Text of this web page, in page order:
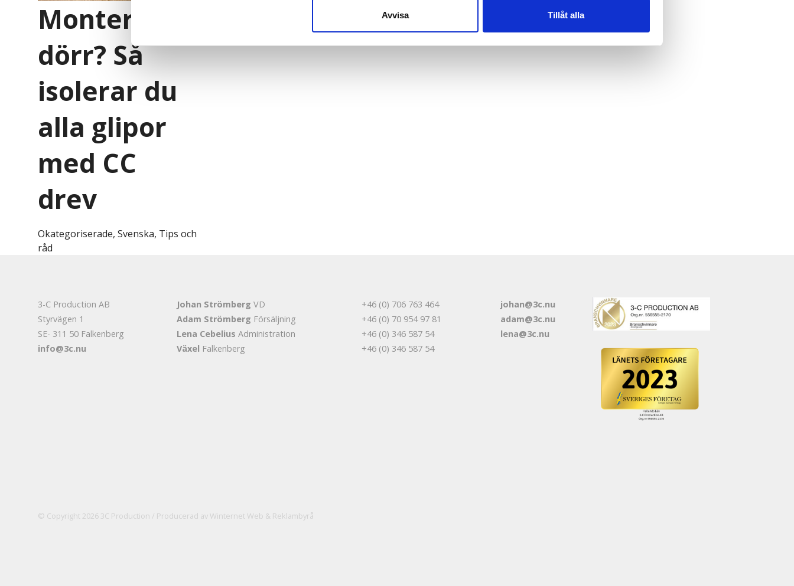
Avvisa Tillåt alla
Montera
dörr? Så
isolerar du
alla glipor
med CC
drev
Okategoriserade, Svenska, Tips och
råd
3-C Production AB
Styrvägen 1
SE- 311 50 Falkenberg
info@3c.nu
Johan Strömberg VD
Adam Strömberg Försäljning
Lena Cebelius Administration
Växel Falkenberg
+46 (0) 706 763 464
+46 (0) 70 954 97 81
+46 (0) 346 587 54
+46 (0) 346 587 54
johan@3c.nu
adam@3c.nu
lena@3c.nu
© Copyright 2026 3C Production / Producerad av Winternet Web & Reklambyrå